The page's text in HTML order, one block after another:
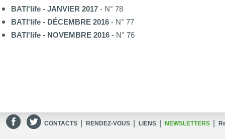
BATI'life - JANVIER 2017 - N° 78
BATI'life - DÉCEMBRE 2016 - N° 77
BATI'life - NOVEMBRE 2016 - N° 76
CONTACTS RENDEZ-VOUS LIENS NEWSLETTERS